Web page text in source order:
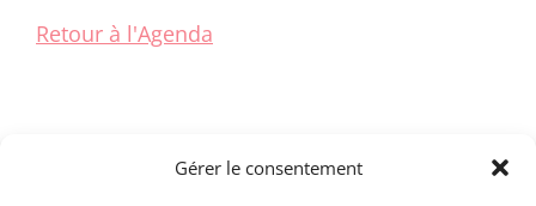
Gérer le consentement
Retour à l'Agenda